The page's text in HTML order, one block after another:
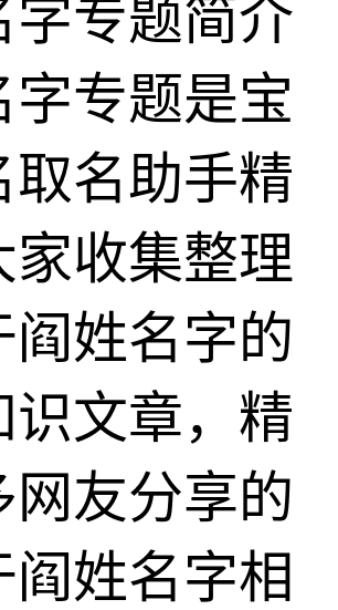
字专题简介
字专题是宝
取名助手精
家收集整理
阎姓名字的
识文章，精
网友分享的
阎姓名字相